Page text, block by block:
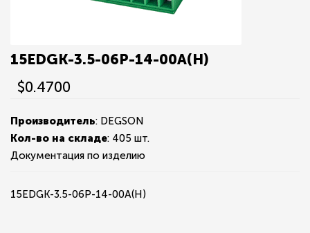
15EDGK-3.5-06P-14-00A(H)
$0.4700
Производитель: DEGSON
Кол-во на складе: 405 шт.
Документация по изделию
15EDGK-3.5-06P-14-00A(H)